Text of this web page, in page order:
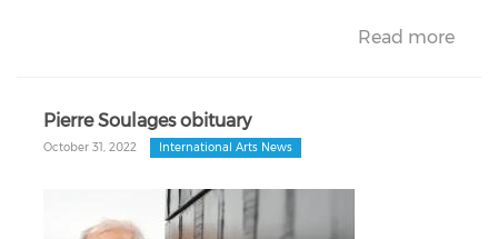
Read more
Pierre Soulages obituary
October 31, 2022 International Arts News